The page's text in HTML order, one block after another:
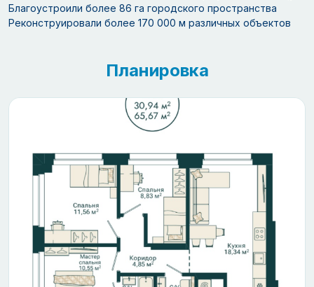
Благоустроили более 86 га городского пространства
Реконструировали более 170 000 м различных объектов
Планировка